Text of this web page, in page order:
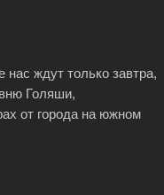
ждут только завтра,
Голяши,
от города на южном